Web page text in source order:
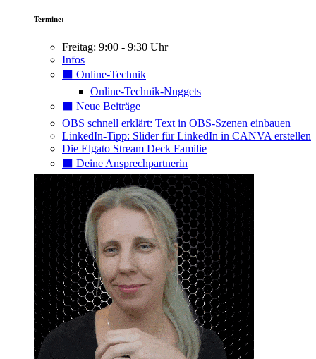
Termine:
Freitag: 9:00 - 9:30 Uhr
Infos
⬛️ Online-Technik
Online-Technik-Nuggets
⬛️ Neue Beiträge
OBS schnell erklärt: Text in OBS-Szenen einbauen
LinkedIn-Tipp: Slider für LinkedIn in CANVA erstellen
Die Elgato Stream Deck Familie
⬛️ Deine Ansprechpartnerin